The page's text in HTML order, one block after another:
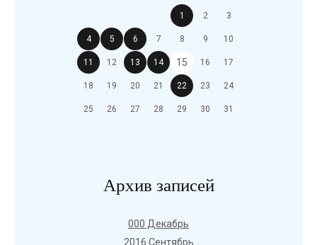
1 2 3
4 5 6 7 8 9 10
11 12 13 14 15 16 17
18 19 20 21 22 23 24
25 26 27 28 29 30 31
Архив записей
000 Декабрь
2016 Сентябрь